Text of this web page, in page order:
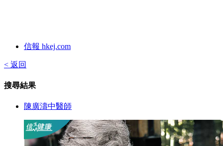
信報 hkej.com
< 返回
搜尋結果
陳廣濤中醫師